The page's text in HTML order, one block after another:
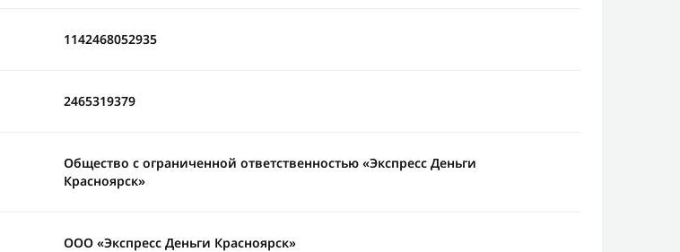
1142468052935
2465319379
Общество с ограниченной ответственностью «Экспресс Деньги
Красноярск»
ООО «Экспресс Деньги Красноярск»